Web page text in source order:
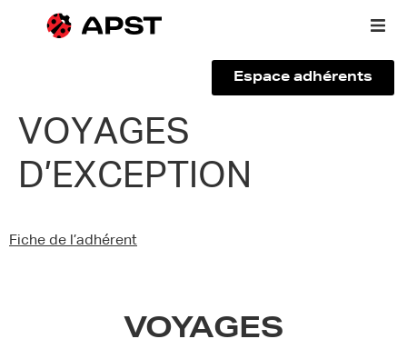
Qui sommes-nous ?
Vous êtes un voyageur
Espace adhérents
VOYAGES
D’EXCEPTION
Fiche de l’adhérent
VOYAGES